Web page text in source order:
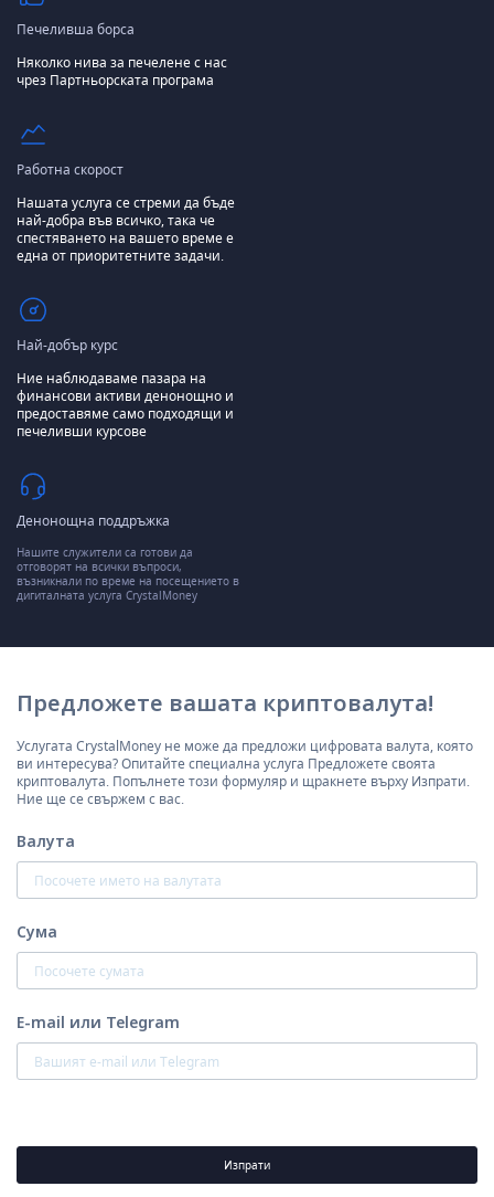
Печеливша борса
Няколко нива за печелене с нас
чрез Партньорската програма
Работна скорост
Нашата услуга се стреми да бъде
най-добра във всичко, така че
спестяването на вашето време е
една от приоритетните задачи.
Най-добър курс
Ние наблюдаваме пазара на
финансови активи денонощно и
предоставяме само подходящи и
печеливши курсове
Денонощна поддръжка
Нашите служители са готови да
отговорят на всички въпроси,
възникнали по време на посещението в
дигиталната услуга CrystalMoney
Предложете вашата криптовалута!
Услугата CrystalMoney не може да предложи цифровата валута, която
ви интересува? Опитайте специална услуга Предложете своята
криптовалута. Попълнете този формуляр и щракнете върху Изпрати.
Ние ще се свържем с вас.
Валута
Сума
E-mail или Telegram
Изпрати